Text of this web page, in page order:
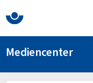
Mediencenter